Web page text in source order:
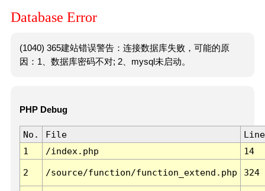
Database Error
(1040) 365建站错误警告：连接数据库失败，可能的原
因：1、数据库密码不对; 2、mysql未启动。
PHP Debug
No. File
Line
1
/index.php 14
2 /source/function/function_extend.php 324